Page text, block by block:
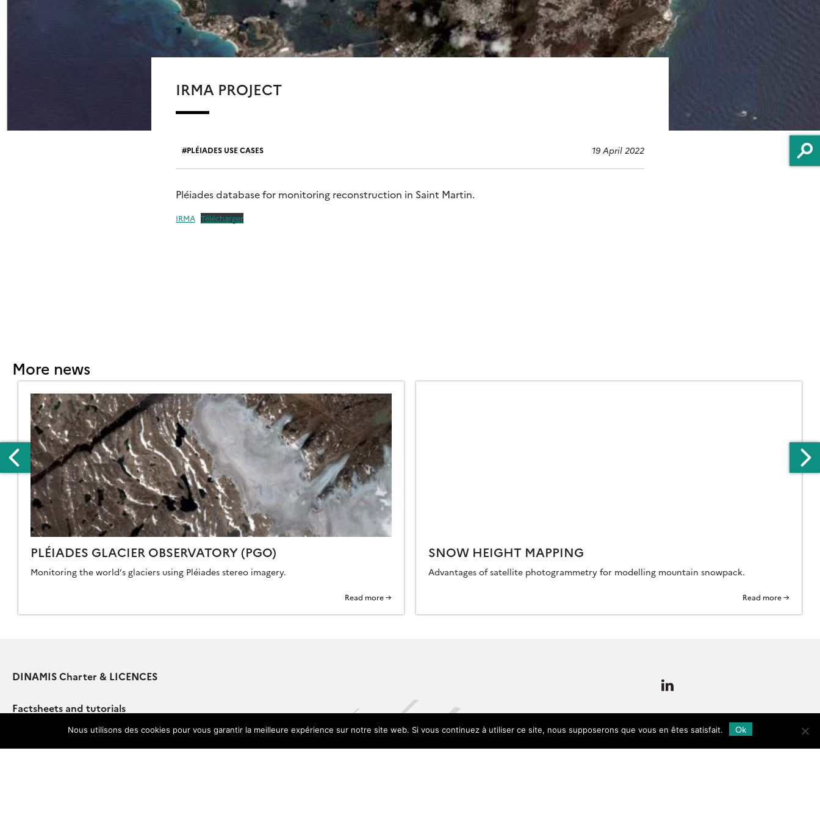
IRMA PROJECT
PLÉIADES USE CASES 19 April 2022
Pléiades database for monitoring reconstruction in Saint Martin.
IRMA Télécharger
More news
PLÉIADES GLACIER OBSERVATORY (PGO)
Monitoring the world’s glaciers using Pléiades stereo imagery.
Read more →
SNOW HEIGHT MAPPING
Advantages of satellite photogrammetry for modelling mountain snowpack.
Read more →
DINAMIS Charter & LICENCES
Factsheets and tutorials
Nous utilisons des cookies pour vous garantir la meilleure expérience sur notre site web. Si vous continuez à utiliser ce site, nous supposerons que vous en êtes satisfait. Ok